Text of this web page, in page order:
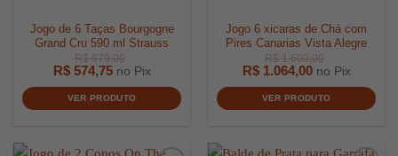
Jogo de 6 Taças Bourgogne
Grand Cru 590 ml Strauss
R$574,75 no Pix
VER PRODUTO
Jogo 6 xicaras de Chá com
Pires Canarias Vista Alegre
R$1.064,00 no Pix
VER PRODUTO